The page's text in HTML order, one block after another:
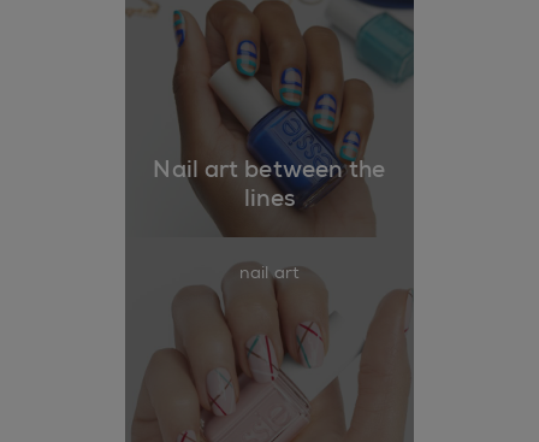
Nail art between the
lines
nail art